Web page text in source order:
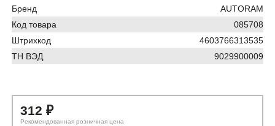
Бренд
AUTORAM
Код товара
085708
Штрихкод
4603766313535
ТН ВЭД
9029900009
312₽
Рекомендованная розничная цена